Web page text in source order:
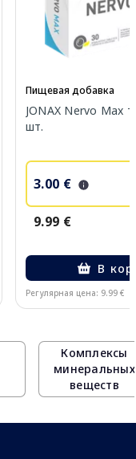
Пищевая добавка
JONAX Nervo Max
шт.
3.00 €
9.99 €
В
Регулярная цена: 9.99 €
Комплексы
минеральных
веществ